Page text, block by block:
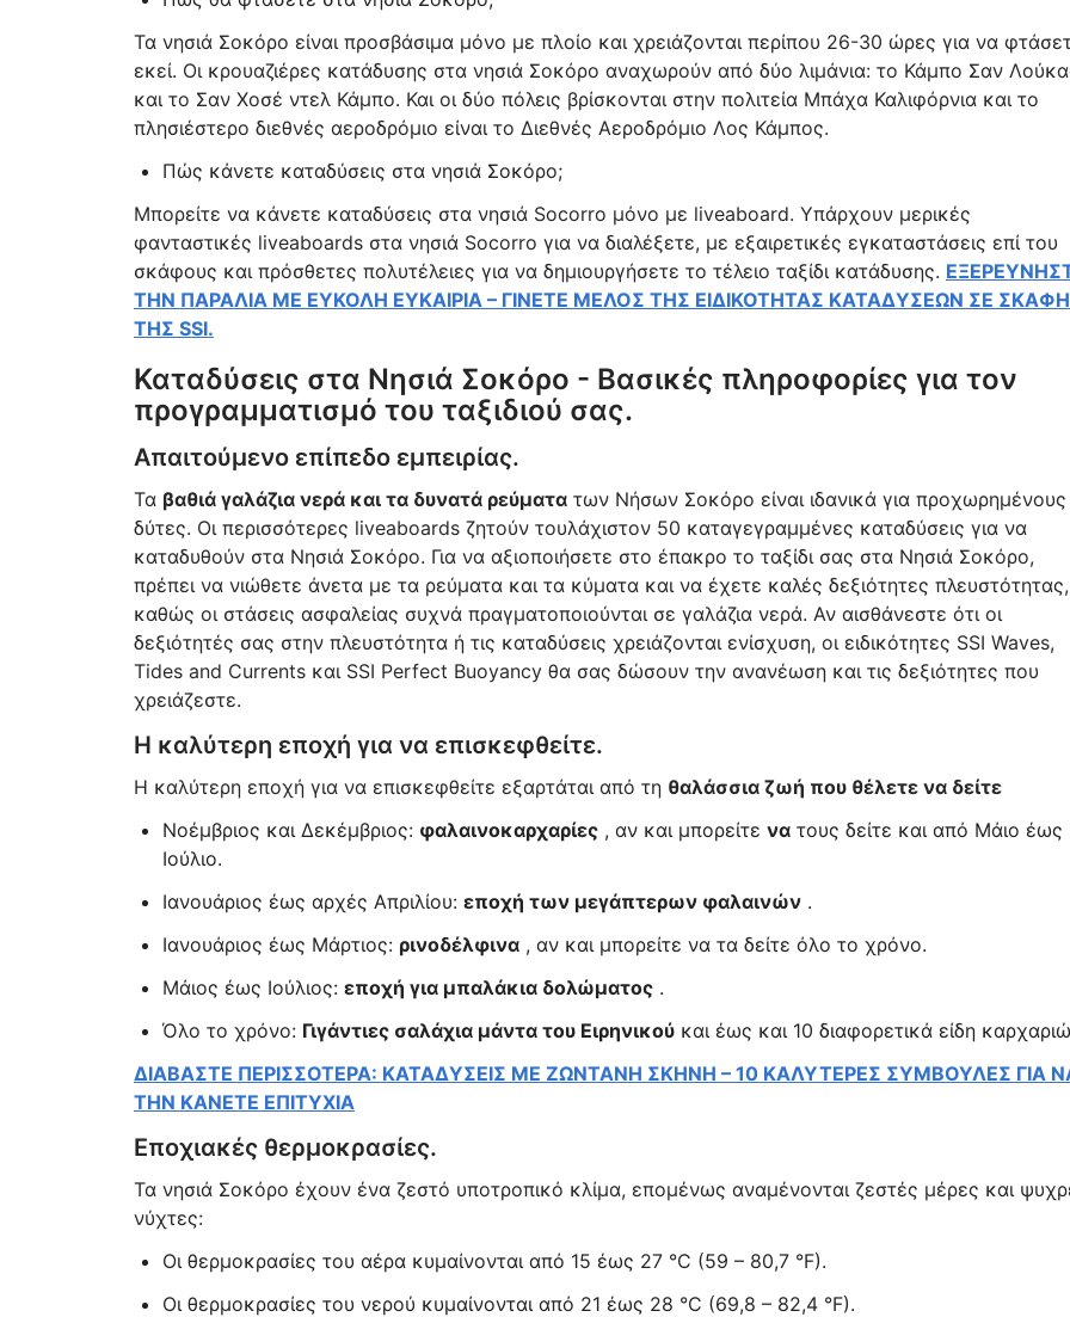
Τα νησιά Σοκόρο είναι προσβάσιμα μόνο με πλοίο και χρειάζονται περίπου 26-30 ώρες για να
εκεί. Οι κρουαζιέρες κατάδυσης στα νησιά Σοκόρο αναχωρούν από δύο λιμάνια: το Κάμπο Σαν
και το Σαν Χοσέ ντελ Κάμπο. Και οι δύο πόλεις βρίσκονται στην πολιτεία Μπάχα Καλιφόρνια και το
πλησιέστερο διεθνές αεροδρόμιο είναι το Διεθνές Αεροδρόμιο Λος Κάμπος.
Πώς κάνετε καταδύσεις στα νησιά Σοκόρο;
Μπορείτε να κάνετε καταδύσεις στα νησιά Socorro μόνο με liveaboard. Υπάρχουν μερικές
φανταστικές liveaboards στα νησιά Socorro για να διαλέξετε, με εξαιρετικές εγκαταστάσεις επί του
σκάφους και πρόσθετες πολυτέλειες για να δημιουργήσετε το τέλειο ταξίδι κατάδυσης.
ΤΗΝ ΠΑΡΑΛΙΑ ΜΕ ΕΥΚΟΛΗ ΕΥΚΑΙΡΙΑ – ΓΙΝΕΤΕ ΜΕΛΟΣ ΤΗΣ ΕΙΔΙΚΟΤΗΤΑΣ ΚΑΤΑΔΥΣΕΩΝ ΣΕ ΣΚΑΦΗ
ΤΗΣ SSI.
Καταδύσεις στα Νησιά Σοκόρο - Βασικές πληροφορίες για τον
προγραμματισμό του ταξιδιού σας.
Απαιτούμενο επίπεδο εμπειρίας.
Τα βαθιά γαλάζια νερά και τα δυνατά ρεύματατων Νήσων Σοκόρο είναι ιδανικά για προχωρημένους
δύτες. Οι περισσότερες liveaboards ζητούν τουλάχιστον 50 καταγεγραμμένες καταδύσεις για να
καταδυθούν στα Νησιά Σοκόρο. Για να αξιοποιήσετε στο έπακρο το ταξίδι σας στα Νησιά Σοκόρο,
πρέπει να νιώθετε άνετα με τα ρεύματα και τα κύματα και να έχετε καλές δεξιότητες πλευστότητας,
καθώς οι στάσεις ασφαλείας συχνά πραγματοποιούνται σε γαλάζια νερά. Αν αισθάνεστε ότι οι
δεξιότητές σας στην πλευστότητα ή τις καταδύσεις χρειάζονται ενίσχυση, οι ειδικότητες SSI Waves,
Tides and Currents και SSI Perfect Buoyancy θα σας δώσουν την ανανέωση και τις δεξιότητες που
χρειάζεστε.
Η καλύτερη εποχή για να επισκεφθείτε.
Η καλύτερη εποχή για να επισκεφθείτε εξαρτάται από τη θαλάσσια ζωή που θέλετε να δείτε
Νοέμβριος και Δεκέμβριος: φαλαινοκαρχαρίες, αν και μπορείτε νατους δείτε και από Μάιο έως
Ιούλιο.
Ιανουάριος έως αρχές Απριλίου: εποχή των μεγάπτερων φαλαινών.
Ιανουάριος έως Μάρτιος: ρινοδέλφινα, αν και μπορείτε να τα δείτε όλο το χρόνο.
Μάιος έως Ιούλιος: εποχή για μπαλάκια δολώματος.
Όλο το χρόνο: Γιγάντιες σαλάχια μάντα του Ειρηνικούκαι έως και 10 διαφορετικά είδη
ΔΙΑΒΑΣΤΕ ΠΕΡΙΣΣΟΤΕΡΑ: ΚΑΤΑΔΥΣΕΙΣ ΜΕ ΖΩΝΤΑΝΗ ΣΚΗΝΗ – 10 ΚΑΛΥΤΕΡΕΣ ΣΥΜΒΟΥΛΕΣ ΓΙΑ
ΤΗΝ ΚΑΝΕΤΕ ΕΠΙΤΥΧΙΑ
Εποχιακές θερμοκρασίες.
Τα νησιά Σοκόρο έχουν ένα ζεστό υποτροπικό κλίμα, επομένως αναμένονται ζεστές μέρες και
νύχτες:
Οι θερμοκρασίες του αέρα κυμαίνονται από 15 έως 27 °C (59 – 80,7 °F).
Οι θερμοκρασίες του νερού κυμαίνονται από 21 έως 28 °C (69,8 – 82,4 °F).